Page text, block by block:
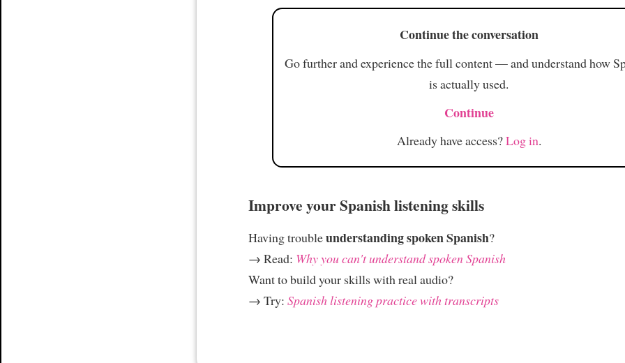
Continue the conversation
Go further and experience the full content — and understand how
is actually used.
Continue
Already have access?Log in.
Improve your Spanish listening skills
Having troubleunderstanding spoken Spanish?
→ Read: Why you can't understand spoken Spanish
Want to build your skills with real audio?
→ Try: Spanish listening practice with transcripts